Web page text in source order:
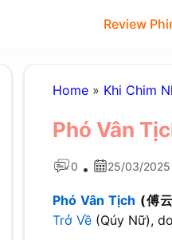
Review
Home » Khi Chim
Phó Vân
0 • 25/03/2025
Phó Vân Tịch (傅
Trở Về (Qúy Nữ),